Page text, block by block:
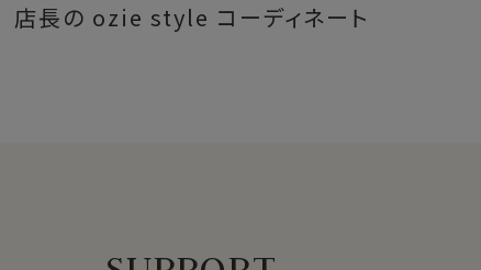
店長の ozie style コーディネート